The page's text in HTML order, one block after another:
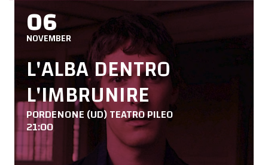
06
NOVEMBER
L'ALBA DENTRO
L'IMBRUNIRE
PORDENONE (UD) TEATRO PILEO
21:00